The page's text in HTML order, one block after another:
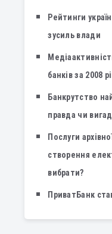
Рейтинги
зусиль влади
банків за 2008
Банкрутство
правда чи
Послуги
створення
вибрати?
ПриватБанк